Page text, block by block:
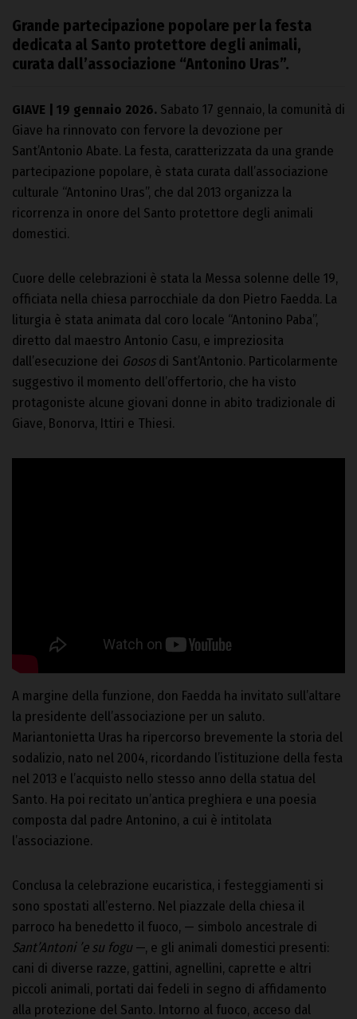
Grande partecipazione popolare per la festa
dedicata al Santo protettore degli animali,
curata dall’associazione “Antonino Uras”.
GIAVE | 19 gennaio 2026. Sabato 17 gennaio, la comunità di
Giave ha rinnovato con fervore la devozione per
Sant’Antonio Abate. La festa, caratterizzata da una grande
partecipazione popolare, è stata curata dall’associazione
culturale “Antonino Uras”, che dal 2013 organizza la
ricorrenza in onore del Santo protettore degli animali
domestici.
Cuore delle celebrazioni è stata la Messa solenne delle 19,
officiata nella chiesa parrocchiale da don Pietro Faedda. La
liturgia è stata animata dal coro locale “Antonino Paba”,
diretto dal maestro Antonio Casu, e impreziosita
dall’esecuzione dei Gososdi Sant’Antonio. Particolarmente
suggestivo il momento dell’offertorio, che ha visto
protagoniste alcune giovani donne in abito tradizionale di
Giave, Bonorva, Ittiri e Thiesi.
A margine della funzione, don Faedda ha invitato sull’altare
la presidente dell’associazione per un saluto.
Mariantonietta Uras ha ripercorso brevemente la storia del
sodalizio, nato nel 2004, ricordando l’istituzione della festa
nel 2013 e l’acquisto nello stesso anno della statua del
Santo. Ha poi recitato un’antica preghiera e una poesia
composta dal padre Antonino, a cui è intitolata
l’associazione.
Conclusa la celebrazione eucaristica, i festeggiamenti si
sono spostati all’esterno. Nel piazzale della chiesa il
parroco ha benedetto il fuoco, — simbolo ancestrale di
Sant’Antoni ’e su fogu —, e gli animali domestici presenti:
cani di diverse razze, gattini, agnellini, caprette e altri
piccoli animali, portati dai fedeli in segno di affidamento
alla protezione del Santo. Intorno al fuoco, acceso dal